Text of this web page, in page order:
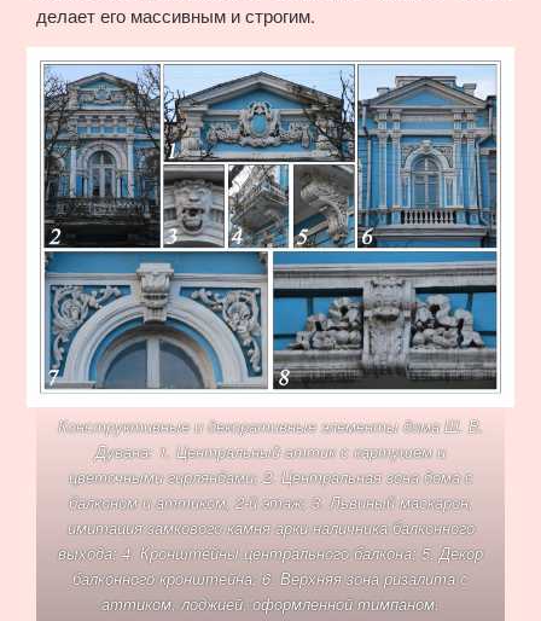
делает его массивным и строгим.
Конструктивные и декоративные элементы дома Ш. В.
Дувана: 1. Центральный аттик с картушем и
цветочными гирляндами; 2. Центральная зона дома с
балконом и аттиком, 2-й этаж; 3. Львиный маскарон,
имитация замкового камня арки наличника балконного
выхода; 4. Кронштейны центрального балкона; 5. Декор
балконного кронштейна; 6. Верхняя зона ризалита с
аттиком, лоджией, оформленной тимпаном,